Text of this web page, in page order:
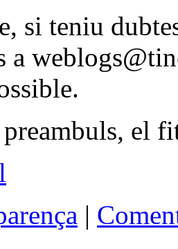
si teniu
a
preambuls, el
|